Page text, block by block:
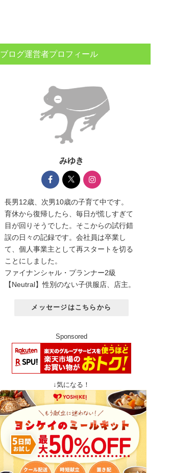
ブログ運営者プロフィール
みゆき
長男12歳、次男10歳の子育て中です。
育休から復帰したら、毎日が慌しすぎて
目が回りそうでした。そこからの試行錯
誤の日々の記録です。会社員は卒業し
て、個人事業主として再スタートを切る
ことにしました。
ファイナンシャル・プランナー2級
【Neutral】性別のない子供服店、店主。
メッセージはこちらから
Sponsored
↓気になる！